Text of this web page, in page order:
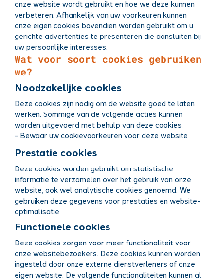
onze website wordt gebruikt en hoe we deze kunnen
verbeteren. Afhankelijk van uw voorkeuren kunnen
onze eigen cookies bovendien worden gebruikt om u
gerichte advertenties te presenteren die aansluiten bij
uw persoonlijke interesses.
Wat voor soort cookies gebruiken
we?
Noodzakelijke cookies
Deze cookies zijn nodig om de website goed te laten
werken. Sommige van de volgende acties kunnen
worden uitgevoerd met behulp van deze cookies.
- Bewaar uw cookievoorkeuren voor deze website
Prestatie cookies
Deze cookies worden gebruikt om statistische
informatie te verzamelen over het gebruik van onze
website, ook wel analytische cookies genoemd. We
gebruiken deze gegevens voor prestaties en website-
optimalisatie.
Functionele cookies
Deze cookies zorgen voor meer functionaliteit voor
onze websitebezoekers. Deze cookies kunnen worden
ingesteld door onze externe dienstverleners of onze
eigen website. De volgende functionaliteiten kunnen al